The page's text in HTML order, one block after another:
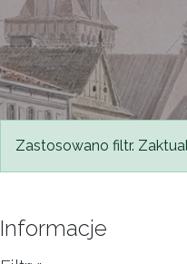
Komunikat
Zastosowano filtr.
Informacje